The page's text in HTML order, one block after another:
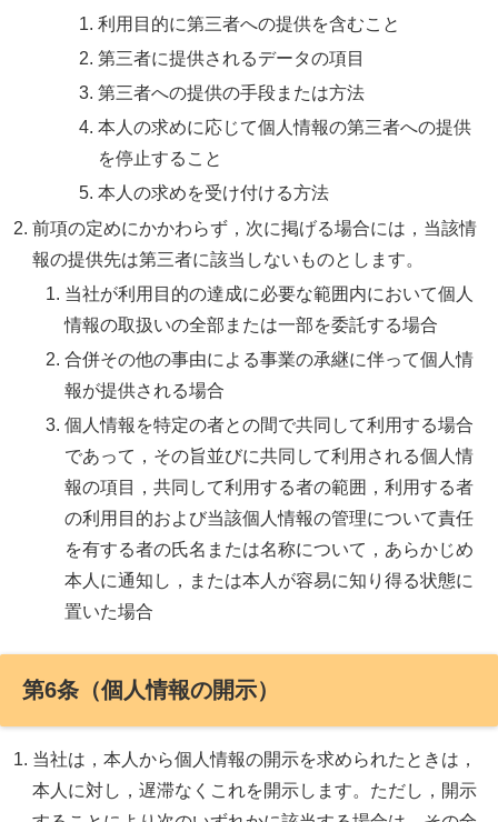
利用目的に第三者への提供を含むこと
第三者に提供されるデータの項目
第三者への提供の手段または方法
本人の求めに応じて個人情報の第三者への提供
を停止すること
本人の求めを受け付ける方法
前項の定めにかかわらず，次に掲げる場合には，当該情
報の提供先は第三者に該当しないものとします。
当社が利用目的の達成に必要な範囲内において個人
情報の取扱いの全部または一部を委託する場合
合併その他の事由による事業の承継に伴って個人情
報が提供される場合
個人情報を特定の者との間で共同して利用する場合
であって，その旨並びに共同して利用される個人情
報の項目，共同して利用する者の範囲，利用する者
の利用目的および当該個人情報の管理について責任
を有する者の氏名または名称について，あらかじめ
本人に通知し，または本人が容易に知り得る状態に
置いた場合
第6条（個人情報の開示）
当社は，本人から個人情報の開示を求められたときは，
本人に対し，遅滞なくこれを開示します。ただし，開示